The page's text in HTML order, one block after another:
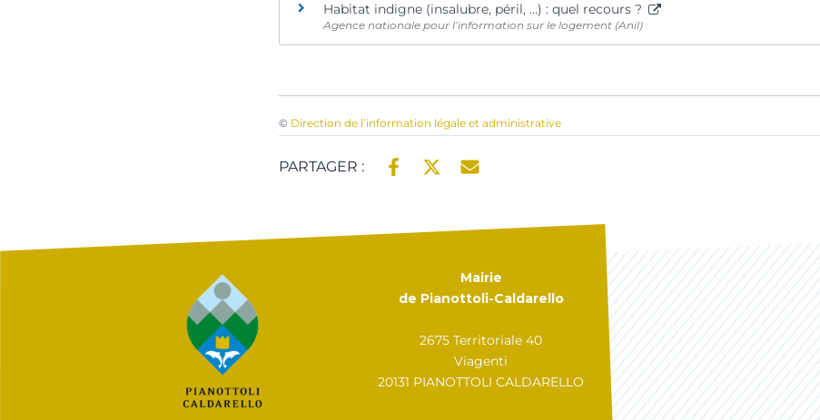
Habitat indigne (insalubre, péril, …) : quel recours ?
Agence nationale pour l’information sur le logement (Anil)
© Direction de l’information légale et administrative
PARTAGER :
Mairie
de Pianottoli-Caldarello
2675 Territoriale 40
Viagenti
20131 PIANOTTOLI CALDARELLO